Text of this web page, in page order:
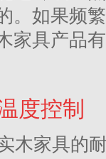
。如果频
家具产品
度控制
木家具的